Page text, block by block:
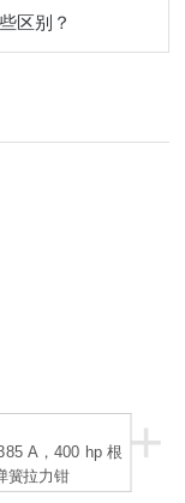
区别？
+
A，400 hp 根
簧拉力钳